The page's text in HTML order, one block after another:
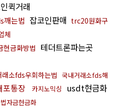
퀵거래
깨는법 잡코인판매 trc20원화구
체
현금화방법
테더트론파는곳
래소fds우회하는법 국내거래소fds해
포통장 카지노믹싱 usdt현금화
자금현금화